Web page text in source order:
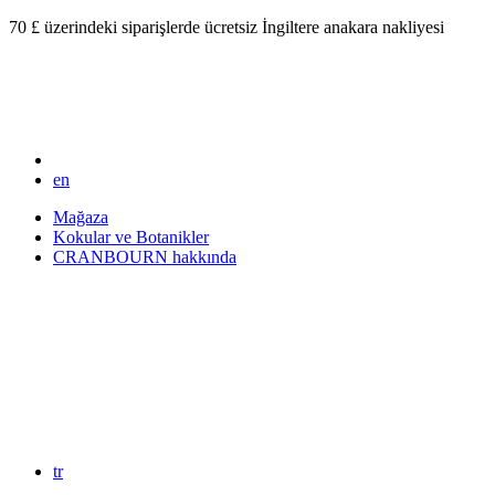
70 £ üzerindeki siparişlerde ücretsiz İngiltere anakara nakliyesi
en
Mağaza
Kokular ve Botanikler
CRANBOURN hakkında
tr